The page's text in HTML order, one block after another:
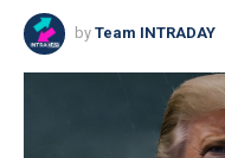
by Team INTRADAY